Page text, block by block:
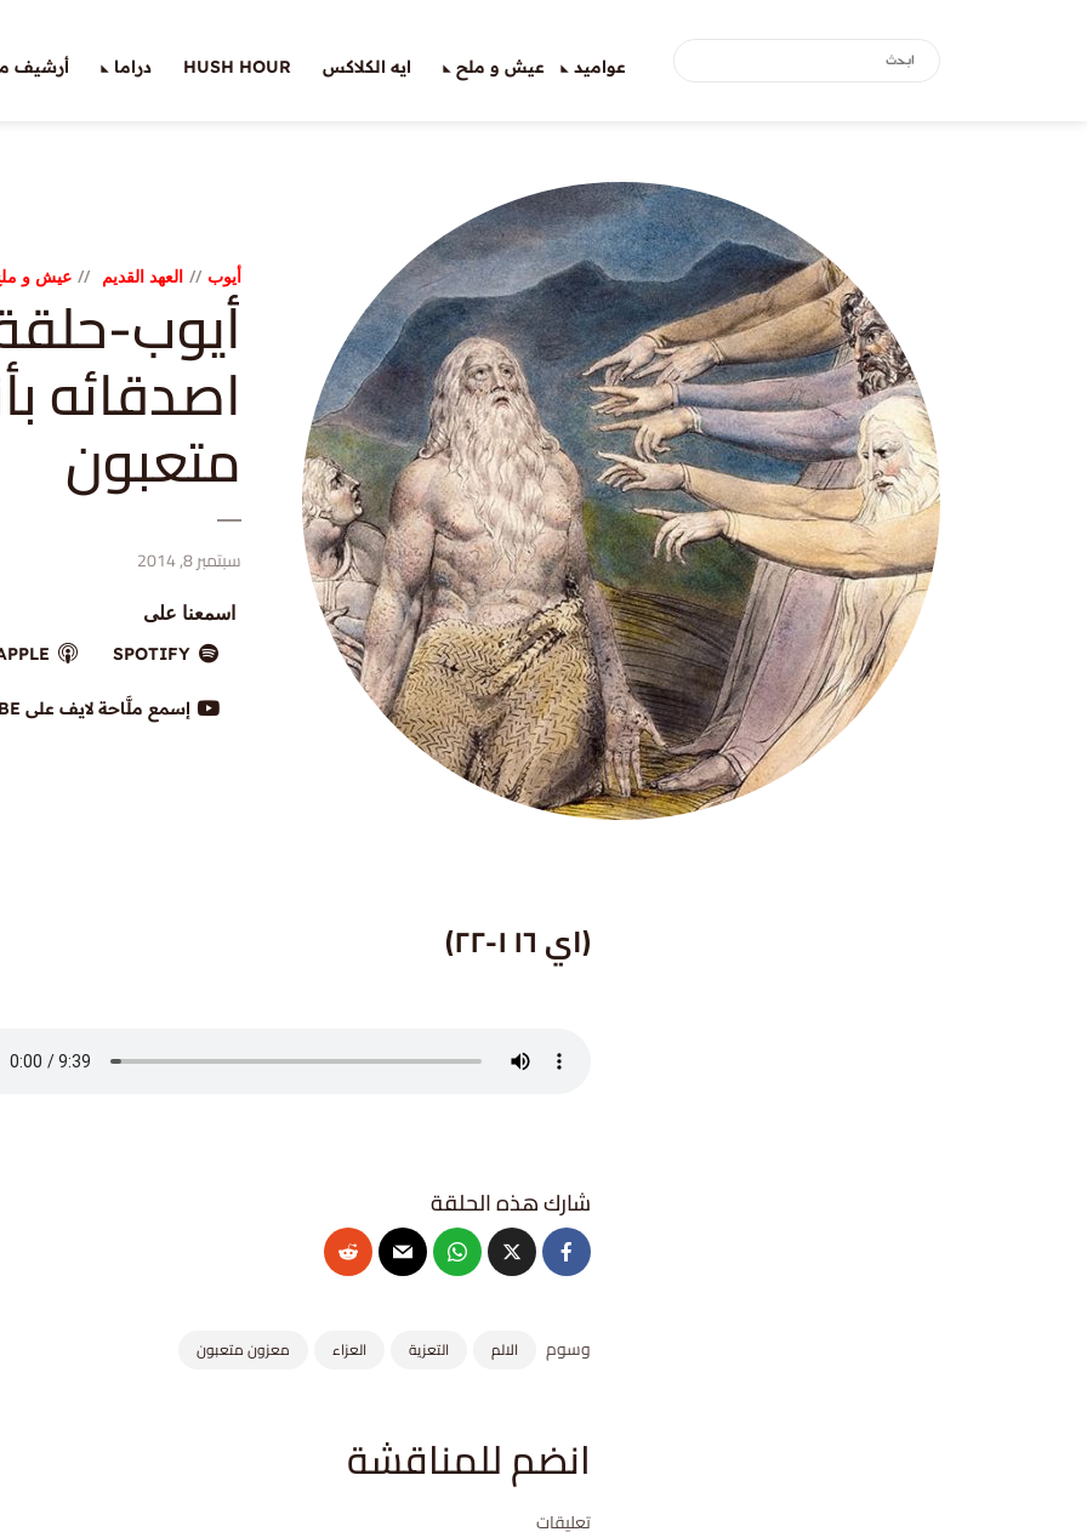
عواميد عيش و ملح ايه الكلاكس HUSH HOUR دراما أرشيف
أيوب العهد القديم عيش و
اصدقائه
متعبون
سبتمبر 8, 2014
اسمعنا على
SPOTIFY
إسمع ملَّاحة لايف على YOUTUBE
(اي ١٦ ١-٢٢)
وسوم الالم التعزية العزاء معزون متعبون
انضم للمناقشة
تعليقات